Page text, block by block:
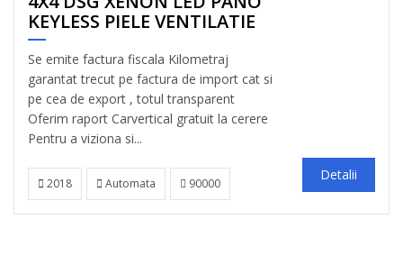
KEYLESS PIELE VENTILATIE
Se emite factura fiscala Kilometraj
garantat trecut pe factura de import cat si
pe cea de export , totul transparent
Oferim raport Carvertical gratuit la cerere
Pentru a viziona si...
Detalii
2018 Automata 90000